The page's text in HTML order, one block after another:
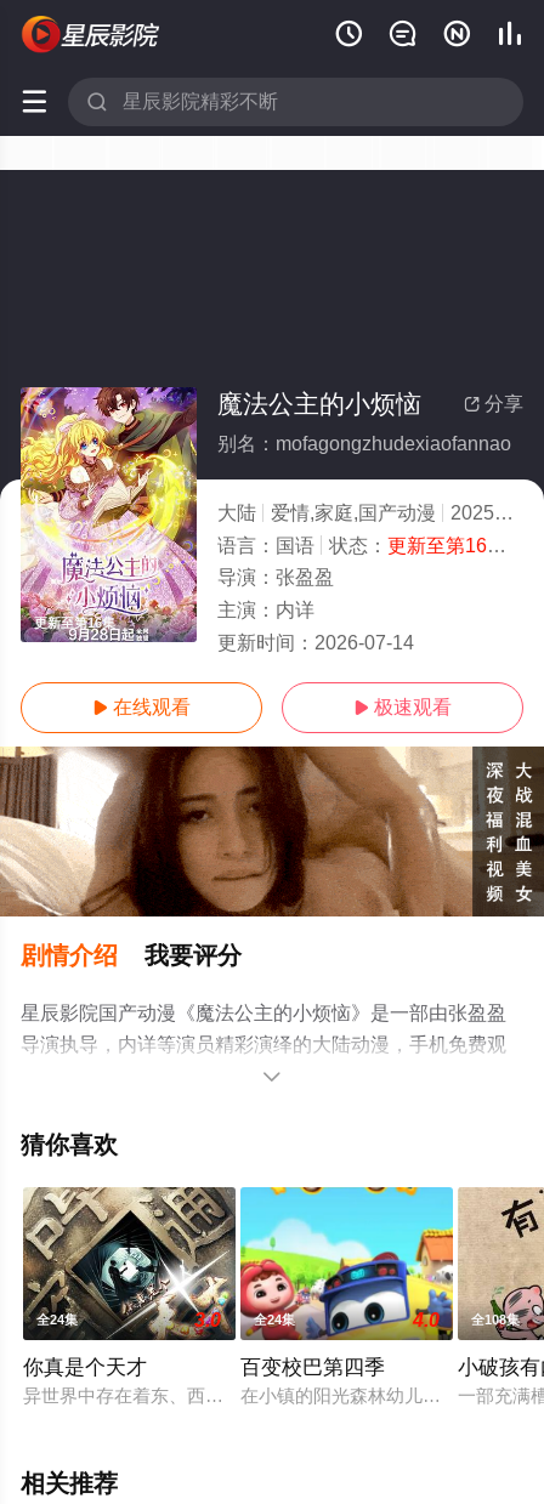
   
 
更新至第16集
 分享
魔法公主的小烦恼
别名：mofagongzhudexiaofannao
大陆 爱情,家庭,国产动漫 2025
3.0
语言： 国语 状态： 更新至第16集
导演： 张盈盈
主演： 内详
更新时间： 2026-07-14
 在线观看  极速观看
剧情介绍 我要评分
星辰影院国产动漫《魔法公主的小烦恼》是一部由张盈盈
导演执导，内详等演员精彩演绎的大陆动漫，手机免费观
看高清未删减完整版动漫全集就上星辰电影网，更多剧情

猜你喜欢
全24集 3.0
你真是个天才
异世界中存在着东、西两块大陆。西大陆北部生活着神秘的雪
全24集 4.0
百变校巴第四季
在小镇的阳光森林幼儿园里，小朋
全108集
小破孩
一部充满
相关推荐